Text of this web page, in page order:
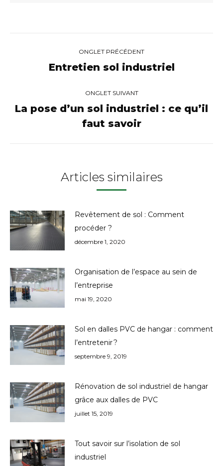
commentaire
ONGLET PRÉCÉDENT
Onglet
Entretien sol industriel
ONGLET SUIVANT
suivant
La pose d’un sol industriel : ce qu’il
faut savoir
Articles similaires
Revêtement de sol : Comment
procéder ?
décembre 1, 2020
Organisation de l’espace au sein de
l’entreprise
mai 19, 2020
Sol en dalles PVC de hangar : comment
l’entretenir ?
septembre 9, 2019
Rénovation de sol industriel de hangar
grâce aux dalles de PVC
juillet 15, 2019
Tout savoir sur l’isolation de sol
industriel